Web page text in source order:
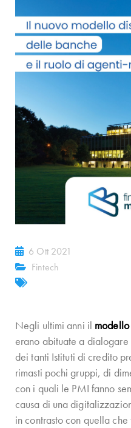
6 Ott 2021
Fintech
Negli ultimi anni il
erano abituate a dialogare
dei tanti Istituti di credito
rimasti pochi gruppi, di
con i quali le PMI fanno
causa di una
in contrasto con quella